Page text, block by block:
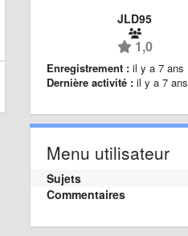
JLD95
1,0
Enregistrement : il y a 7 ans
Dernière activité : il y a 7 ans
Menu utilisateur
Sujets
Commentaires